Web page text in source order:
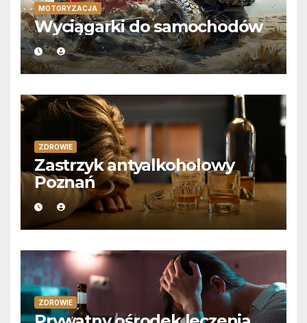
MOTORYZACJA
Wyciągarki do samochodów
ZDROWIE
Zastrzyk antyalkoholowy
Poznań
ZDROWIE